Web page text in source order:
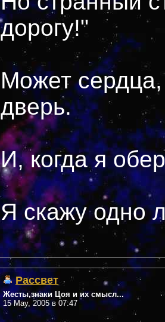
дорогу!"
Может
дверь.
И, когда я
Я скажу одно
Рассвет
Жесты,знаки Цоя и их смысл...
15 May, 2005 в 07:47